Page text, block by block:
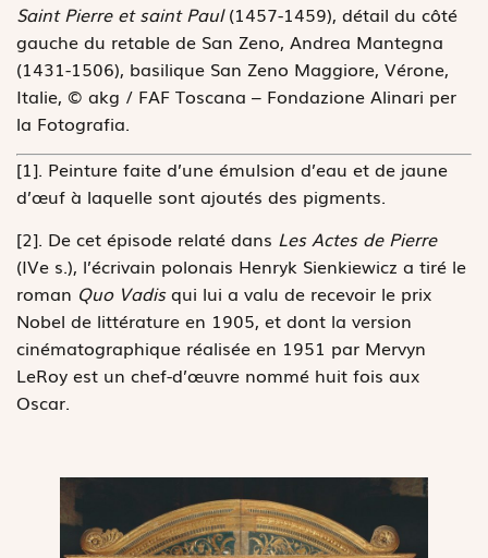
Saint Pierre et saint Paul(1457-1459), détail du côté
gauche du retable de San Zeno, Andrea Mantegna
(1431-1506), basilique San Zeno Maggiore, Vérone,
Italie, © akg / FAF Toscana – Fondazione Alinari per
la Fotografia.
[1]. Peinture faite d’une émulsion d’eau et de jaune
d’œuf à laquelle sont ajoutés des pigments.
[2]. De cet épisode relaté dans Les Actes de Pierre
(IVe s.), l’écrivain polonais Henryk Sienkiewicz a tiré le
roman Quo Vadisqui lui a valu de recevoir le prix
Nobel de littérature en 1905, et dont la version
cinématographique réalisée en 1951 par Mervyn
LeRoy est un chef-d’œuvre nommé huit fois aux
Oscar.